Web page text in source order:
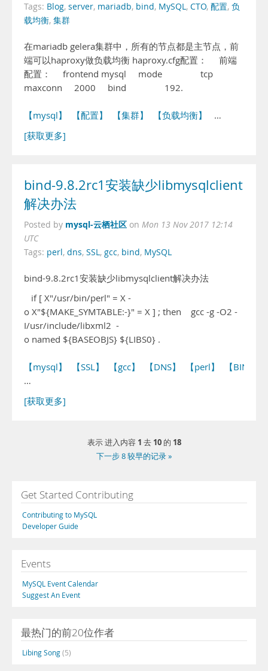
Tags: Blog, server, mariadb, bind, MySQL, CTO, 配置, 负
载均衡, 集群
在mariadb gelera集群中，所有的节点都是主节点，前
端可以haproxy做负载均衡 haproxy.cfg配置： 前端
配置： frontend mysql mode tcp
maxconn 2000 bind 192.
【mysql】 【配置】 【集群】 【负载均衡】
…
[获取更多]
bind-9.8.2rc1安装缺少libmysqlclient
解决办法
Posted by mysql-云栖社区 on Mon 13 Nov 2017 12:14
UTC
Tags: perl, dns, SSL, gcc, bind, MySQL
bind-9.8.2rc1安装缺少libmysqlclient解决办法
if [ X"/usr/bin/perl" = X -
o X"${MAKE_SYMTABLE:-}" = X ] ; then gcc -g -O2 -
I/usr/include/libxml2 -
o named ${BASEOBJS} ${LIBS0} .
【mysql】 【SSL】 【gcc】 【DNS】 【perl】
【BIND】
…
[获取更多]
表示 进入内容 1 去 10的 18
下一步 8 较早的记录 »
Get Started Contributing
Contributing to MySQL
Developer Guide
Events
MySQL Event Calendar
Suggest An Event
最热门的前20位作者
Libing Song(5)